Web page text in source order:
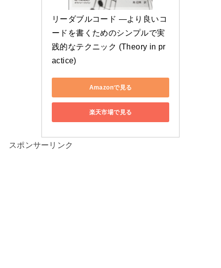
リーダブルコード ―より良いコ
ードを書くためのシンプルで実
践的なテクニック (Theory in pr
actice)
Amazonで見る
楽天市場で見る
スポンサーリンク